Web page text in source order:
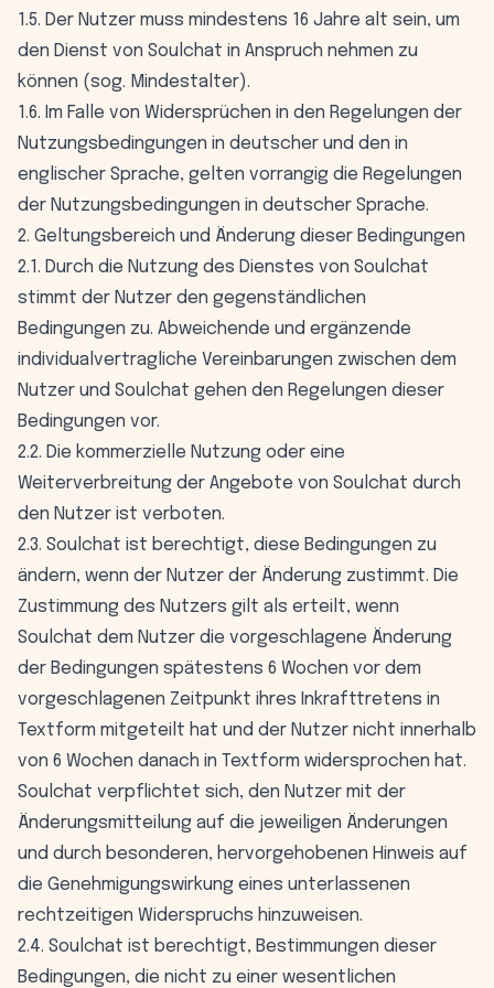
1.5. Der Nutzer muss mindestens 16 Jahre alt sein, um
den Dienst von Soulchat in Anspruch nehmen zu
können (sog. Mindestalter).
1.6. Im Falle von Widersprüchen in den Regelungen der
Nutzungsbedingungen in deutscher und den in
englischer Sprache, gelten vorrangig die Regelungen
der Nutzungsbedingungen in deutscher Sprache.
2. Geltungsbereich und Änderung dieser Bedingungen
2.1. Durch die Nutzung des Dienstes von Soulchat
stimmt der Nutzer den gegenständlichen
Bedingungen zu. Abweichende und ergänzende
individualvertragliche Vereinbarungen zwischen dem
Nutzer und Soulchat gehen den Regelungen dieser
Bedingungen vor.
2.2. Die kommerzielle Nutzung oder eine
Weiterverbreitung der Angebote von Soulchat durch
den Nutzer ist verboten.
2.3. Soulchat ist berechtigt, diese Bedingungen zu
ändern, wenn der Nutzer der Änderung zustimmt. Die
Zustimmung des Nutzers gilt als erteilt, wenn
Soulchat dem Nutzer die vorgeschlagene Änderung
der Bedingungen spätestens 6 Wochen vor dem
vorgeschlagenen Zeitpunkt ihres Inkrafttretens in
Textform mitgeteilt hat und der Nutzer nicht innerhalb
von 6 Wochen danach in Textform widersprochen hat.
Soulchat verpflichtet sich, den Nutzer mit der
Änderungsmitteilung auf die jeweiligen Änderungen
und durch besonderen, hervorgehobenen Hinweis auf
die Genehmigungswirkung eines unterlassenen
rechtzeitigen Widerspruchs hinzuweisen.
2.4. Soulchat ist berechtigt, Bestimmungen dieser
Bedingungen, die nicht zu einer wesentlichen